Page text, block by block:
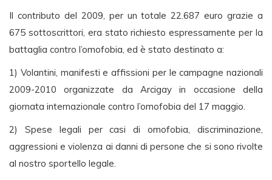
Il contributo del 2009, per un totale 22.687 euro grazie a
675 sottoscrittori, era stato richiesto espressamente per la
battaglia contro l’omofobia, ed è stato destinato a:
1) Volantini, manifesti e affissioni per le campagne nazionali
2009-2010 organizzate da Arcigay in occasione della
giornata internazionale contro l’omofobia del 17 maggio.
2) Spese legali per casi di omofobia, discriminazione,
aggressioni e violenza ai danni di persone che si sono rivolte
al nostro sportello legale.